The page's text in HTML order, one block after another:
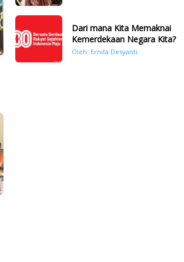
Dari mana Kita Memaknai
Kemerdekaan Negara Kita?
Oleh: Ernita Desyanti